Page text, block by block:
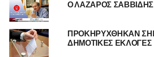
RELATED TOPICS:
ΠΑΡΠΟΥΝΑΣ
UP NEXT
ΕΠΑΝΕΝΑΡΞΗ ΤΩΝ ΣΥΝΟΜΙΛΙΩΝ
Ο ΛΑΖΑΡΟΣ ΣΑΒΒΙΔΗΣ
ΠΡΟΚΗΡΥΧΘΗΚΑΝ
ΔΗΜΟΤΙΚΕΣ ΕΚΛΟΓΕΣ